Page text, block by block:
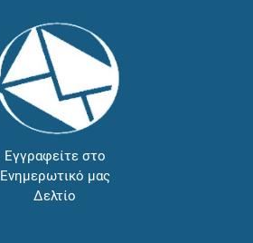
Εγγραφείτε στο
Ενημερωτικό μας
Δελτίο